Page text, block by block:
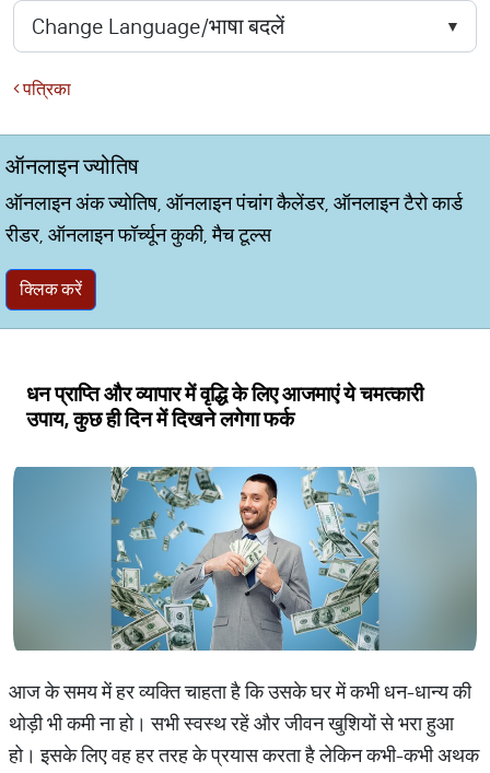
पत्रिका
ऑनलाइन ज्योतिष
ऑनलाइन अंक ज्योतिष, ऑनलाइन पंचांग कैलेंडर, ऑनलाइन टैरो कार्ड
रीडर, ऑनलाइन फॉर्च्यून कुकी, मैच टूल्स
क्लिक करें
धन प्राप्ति और व्यापार में वृद्धि के लिए आजमाएं ये चमत्कारी
उपाय, कुछ ही दिन में दिखने लगेगा फर्क
आज के समय में हर व्यक्ति चाहता है कि उसके घर में कभी धन-धान्य की
थोड़ी भी कमी ना हो। सभी स्वस्थ रहें और जीवन खुशियों से भरा हुआ
हो। इसके लिए वह हर तरह के प्रयास करता है लेकिन कभी-कभी अथक